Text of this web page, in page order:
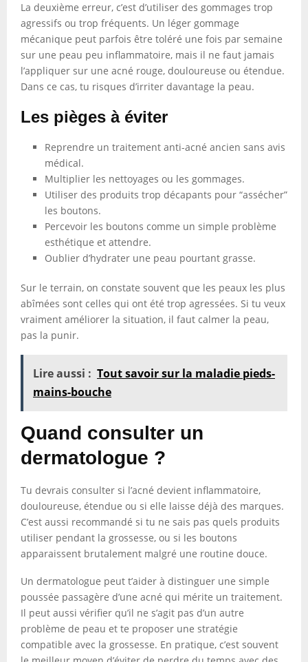
La deuxième erreur, c’est d’utiliser des gommages trop
agressifs ou trop fréquents. Un léger gommage
mécanique peut parfois être toléré une fois par semaine
sur une peau peu inflammatoire, mais il ne faut jamais
l’appliquer sur une acné rouge, douloureuse ou étendue.
Dans ce cas, tu risques d’irriter davantage la peau.
Les pièges à éviter
Reprendre un traitement anti-acné ancien sans avis
médical.
Multiplier les nettoyages ou les gommages.
Utiliser des produits trop décapants pour “assécher”
les boutons.
Percevoir les boutons comme un simple problème
esthétique et attendre.
Oublier d’hydrater une peau pourtant grasse.
Sur le terrain, on constate souvent que les peaux les plus
abîmées sont celles qui ont été trop agressées. Si tu veux
vraiment améliorer la situation, il faut calmer la peau,
pas la punir.
Lire aussi : Tout savoir sur la maladie pieds-
mains-bouche
Quand consulter un
dermatologue ?
Tu devrais consulter si l’acné devient inflammatoire,
douloureuse, étendue ou si elle laisse déjà des marques.
C’est aussi recommandé si tu ne sais pas quels produits
utiliser pendant la grossesse, ou si les boutons
apparaissent brutalement malgré une routine douce.
Un dermatologue peut t’aider à distinguer une simple
poussée passagère d’une acné qui mérite un traitement.
Il peut aussi vérifier qu’il ne s’agit pas d’un autre
problème de peau et te proposer une stratégie
compatible avec la grossesse. En pratique, c’est souvent